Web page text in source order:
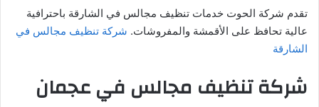
تقدم شركة الحوت خدمات تنظيف مجالس في الشارقة باحترافية
عالية تحافظ على الأقمشة والمفروشات. شركة تنظيف مجالس في
الشارقة
شركة تنظيف مجالس في عجمان